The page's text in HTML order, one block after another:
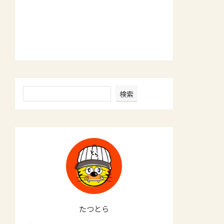
検索
たつとら